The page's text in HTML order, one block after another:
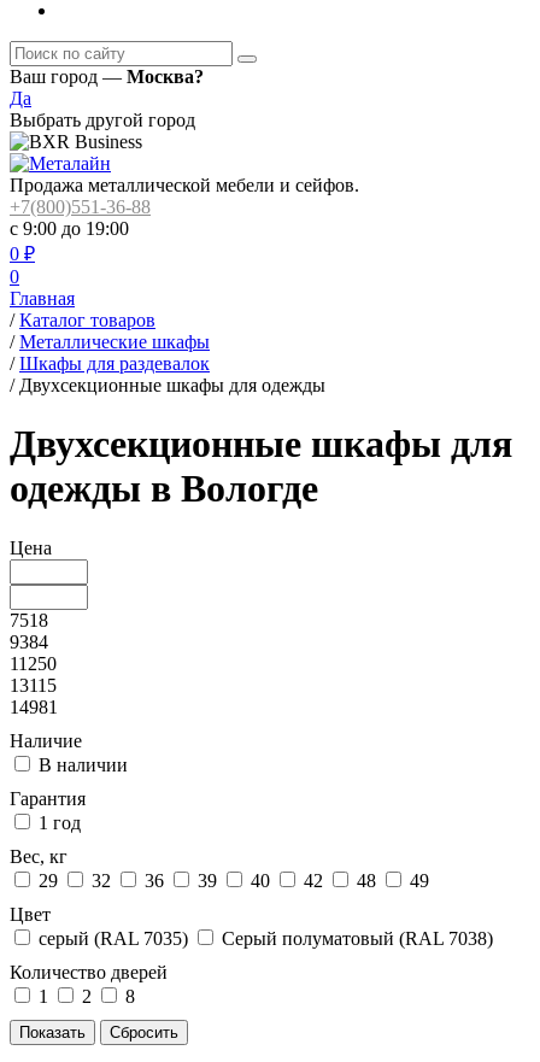
Ваш город — Москва?
Да
Выбрать другой город
Продажа металлической мебели и сейфов.
+7(800)551-36-88
с 9:00 до 19:00
0 ₽
0
Главная
/ Каталог товаров
/ Металлические шкафы
/ Шкафы для раздевалок
/ Двухсекционные шкафы для одежды
Двухсекционные шкафы для
одежды в Вологде
Цена
7518
9384
11250
13115
14981
Наличие
В наличии
Гарантия
1 год
Вес, кг
29
32 36 39 40 42 48
49
Цвет
серый (RAL 7035)
Серый полуматовый (RAL 7038)
Количество дверей
1
2 8